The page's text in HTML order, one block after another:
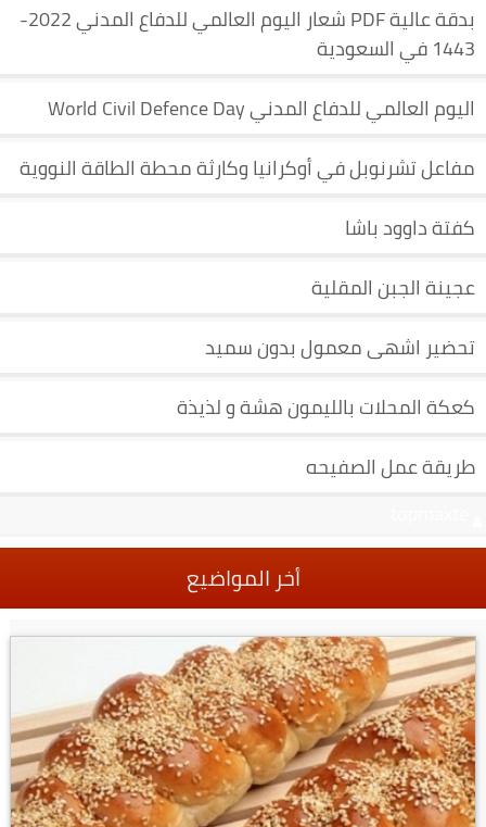
بدقة عالية PDF شعار اليوم العالمي للدفاع المدني 2022-
1443 في السعودية
اليوم العالمي للدفاع المدني World Civil Defence Day
مفاعل تشرنوبل في أوكرانيا وكارثة محطة الطاقة النووية
كفتة داوود باشا
عجينة الجبن المقلية
تحضير اشهى معمول بدون سميد
كعكة المحلات بالليمون هشة و لذيذة
طريقة عمل الصفيحه
أخر المواضيع